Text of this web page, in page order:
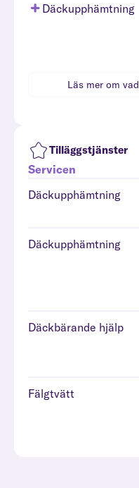
Däckupphämtning
Läs mer om vad
Tilläggstjänster
Servicen
Däckupphämtning
Däckupphämtning
Däckbärande hjälp
Fälgtvätt